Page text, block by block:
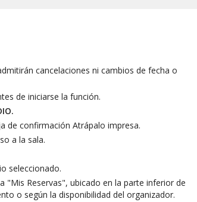
cancelaciones ni cambios de fecha o
de iniciarse la función.
de confirmación Atrápalo impresa.
a la sala.
seleccionado.
"Mis Reservas", ubicado en la parte inferior de
o según la disponibilidad del organizador.